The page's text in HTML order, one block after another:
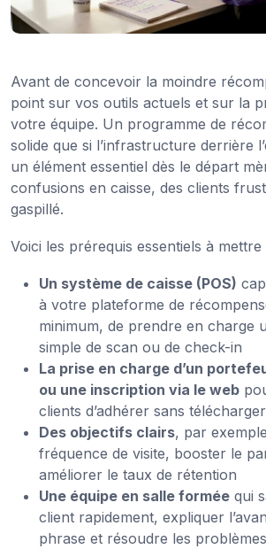
Avant de concevoir la moindre
point sur vos outils actuels et sur la
votre équipe. Un programme de
solide que si l’infrastructure derrière
un élément essentiel dès le départ
confusions en caisse, des clients
gaspillé.
Voici les prérequis essentiels à
Un système de caisse (POS)
à votre plateforme de
minimum, de prendre en charge
simple de scan ou de check-in
La prise en charge d’un
ou une inscription via le web
clients d’adhérer sans
Des objectifs clairs, par
fréquence de visite, booster le
améliorer le taux de rétention
Une équipe en salle formée qui
client rapidement, expliquer
phrase et résoudre les